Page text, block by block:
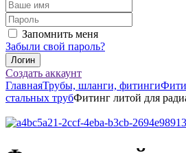
Запомнить меня
Забыли свой пароль?
Создать аккаунт
ГлавнаяТрубы, шланги, фитинги
стальных трубФитинг литой для